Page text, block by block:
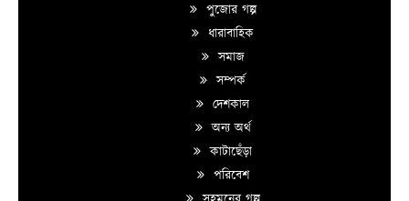
পুজোর গল্প
ধারাবাহিক
সমাজ
সম্পর্ক
দেশকাল
অন্য অর্থ
কাটাছেঁড়া
পরিবেশ